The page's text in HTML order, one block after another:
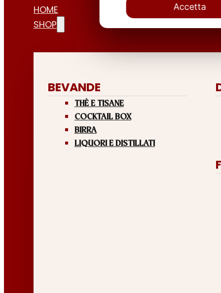
HOME
SHOP
BEVANDE
THÈ E TISANE
COCKTAIL BOX
BIRRA
LIQUORI E DISTILLATI
Accetta